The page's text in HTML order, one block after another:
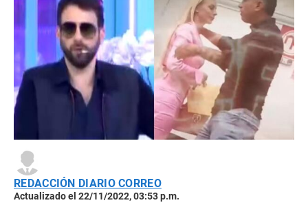
REDACCIÓN DIARIO CORREO
Actualizado el 22/11/2022, 03:53 p.m.